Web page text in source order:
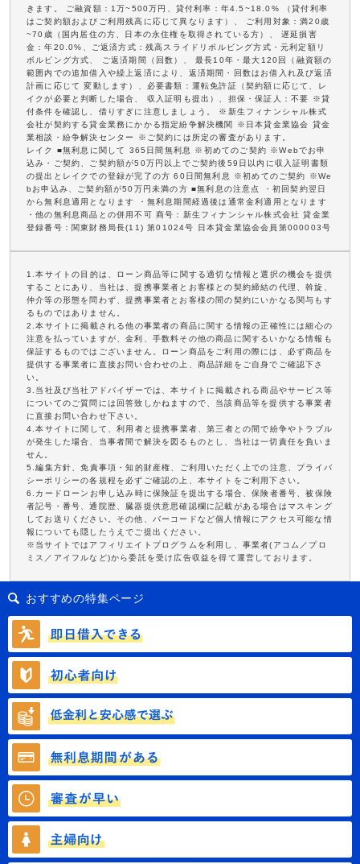
きます。 ご融資額：1万~500万円、貸付利率：年4.5~18.0% （貸付利率
はご契約額およびご利用残高に応じて異なります）、 ご利用対象：満20歳
~70歳（国内居住の方、日本の永住権を取得されている方）、 遅延損害
金：年20.0%、ご返済方式：残高スライドリボルビング方式・元利定額リ
ボルビング方式、 ご返済期間（回数）、 最長10年・最大120回（融資額の
範囲内での追加借入や繰上返済により、返済期間・回数はお借入れ及び返済
計画に応じて 変動します）、必要書類：運転免許証（契約額に応じて、レ
イクが必要と判断した場合、 収入証明も提出）、担保・保証人：不要 ※貸
付条件を確認し、借りすぎに注意しましょう。 ※新生フィナンシャル株式
会社が契約する貸金業務にかかる指定紛争解決機関 ※日本貸金業協会 貸金
業相談・紛争解決センター ※ご契約には所定の審査があります。
レイク ■無利息に関して 365日間無利息 ※初めてのご契約 ※Webでお申
込み・ご契約、ご契約額が50万円以上でご契約後59日以内に収入証明書類
の提出とレイクでの登録が完了の方 60日間無利息 ※初めてのご契約 ※We
bお申込み、ご契約額が50万円未満の方 ■無利息の注意点 ・初回契約翌日
から無利息適用となります ・無利息期間経過後は通常金利適用となります
・他の無利息商品との併用不可 商号：新生フィナンシャル株式会社 貸金業
登録番号：関東財務局長(11) 第01024号 日本貸金業協会会員第000003号
1.本サイトの目的は、ローン商品等に関する適切な情報と選択の機会を提供
することにあり、当社は、提携事業者とお客様との契約締結の代理、斡旋、
仲介等の形態を問わず、提携事業者とお客様の間の契約にいかなる関与もす
るものではありません。
2.本サイトに掲載される他の事業者の商品に関する情報の正確性には細心の
注意を払っていますが、金利、手数料その他の商品に関するいかなる情報も
保証するものではございません。ローン商品をご利用の際には、必ず商品を
提供する事業者に直接お問い合わせの上、商品詳細をご自身でご確認下さ
い。
3.当社及び当社アドバイザーでは、本サイトに掲載される商品やサービス等
についてのご質問には回答致しかねますので、当該商品等を提供する事業者
に直接お問い合わせ下さい。
4.本サイトに関して、利用者と提携事業者、第三者との間で紛争やトラブル
が発生した場合、当事者間で解決を図るものとし、当社は一切責任を負いま
せん。
5.編集方針、免責事項・知的財産権、ご利用いただく上での注意、プライバ
シーポリシーの各規程を必ずご確認の上、本サイトをご利用下さい。
6.カードローンお申し込み時に保険証を提出する場合、保険者番号、被保険
者記号・番号、通院歴、臓器提供意思確認欄に記載がある場合はマスキング
してお送りください。その他、バーコードなど個人情報にアクセス可能な情
報についても隠したうえでご提出ください。
※当サイトではアフィリエイトプログラムを利用し、事業者(アコム／プロ
ミス／アイフルなど)から委託を受け広告収益を得て運営しております。
おすすめの特集ページ